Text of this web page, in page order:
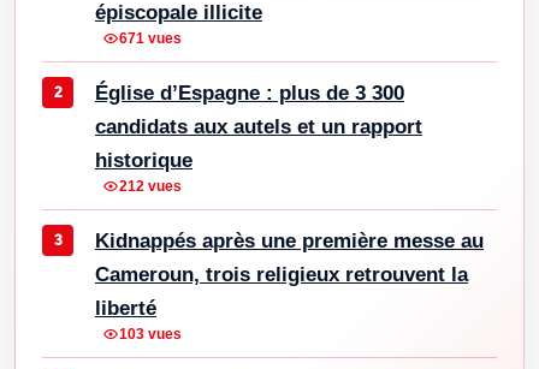
épiscopale illicite
671 vues
Église d’Espagne : plus de 3 300
candidats aux autels et un rapport
historique
212 vues
Kidnappés après une première messe au
Cameroun, trois religieux retrouvent la
liberté
103 vues